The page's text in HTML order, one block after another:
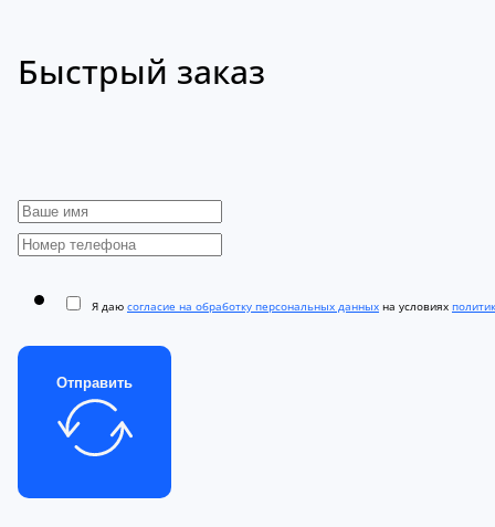
Быстрый заказ
Я даю согласие на обработку персональных данных на условиях
Отправить